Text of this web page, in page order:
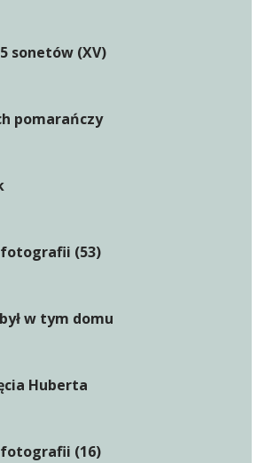
sonetów (XV)
pomarańczy
(53)
w tym domu
Huberta
(16)